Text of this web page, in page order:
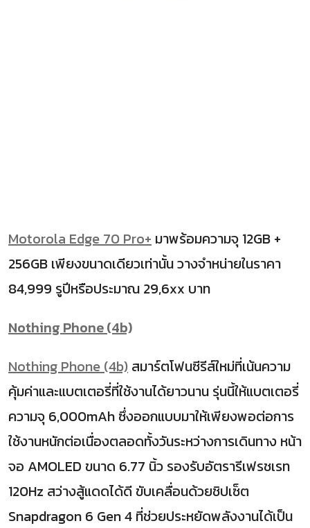
Motorola Edge 70 Pro+ มาพร้อมความจุ 12GB +
256GB เพียงขนาดเดียวเท่านั้น วางจำหน่ายในราคา
84,999 รูปีหรือประมาณ 29,6xx บาท
Nothing Phone (4b)
Nothing Phone (4b) สมาร์ตโฟนซีรีส์ใหม่ที่เน้นความ
คุ้มค่าและแบตเตอรี่ที่ใช้งานได้ยาวนาน รุ่นนี้ให้แบตเตอรี่
ความจุ 6,000mAh ซึ่งออกแบบมาให้เพียงพอต่อการ
ใช้งานหนักต่อเนื่องตลอดทั้งวันระหว่างการเดินทาง หน้า
จอ AMOLED ขนาด 6.77 นิ้ว รองรับอัตรารีเฟรชเรท
120Hz สว่างสู้แดดได้ดี ขับเคลื่อนด้วยชิปเซ็ต
Snapdragon 6 Gen 4 ที่ช่วยประหยัดพลังงานได้เป็น